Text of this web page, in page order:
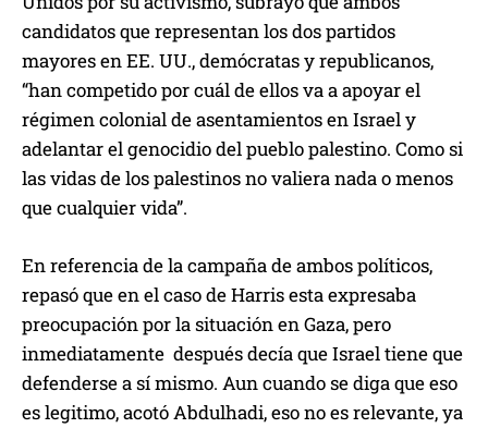
candidatos que representan los dos partidos
mayores en EE. UU., demócratas y republicanos,
“han competido por cuál de ellos va a apoyar el
régimen colonial de asentamientos en Israel y
adelantar el genocidio del pueblo palestino. Como si
las vidas de los palestinos no valiera nada o menos
que cualquier vida”.
En referencia de la campaña de ambos políticos,
repasó que en el caso de Harris esta expresaba
preocupación por la situación en Gaza, pero
inmediatamente después decía que Israel tiene que
defenderse a sí mismo. Aun cuando se diga que eso
es legitimo, acotó Abdulhadi, eso no es relevante, ya